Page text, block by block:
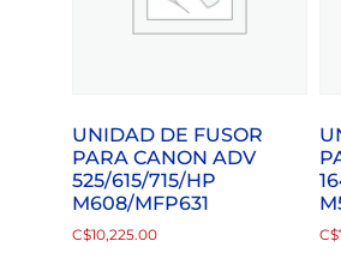
UNIDAD DE FUSOR
PARA CANON ADV
525/615/715/HP
M608/MFP631
C$10,225.00 C$